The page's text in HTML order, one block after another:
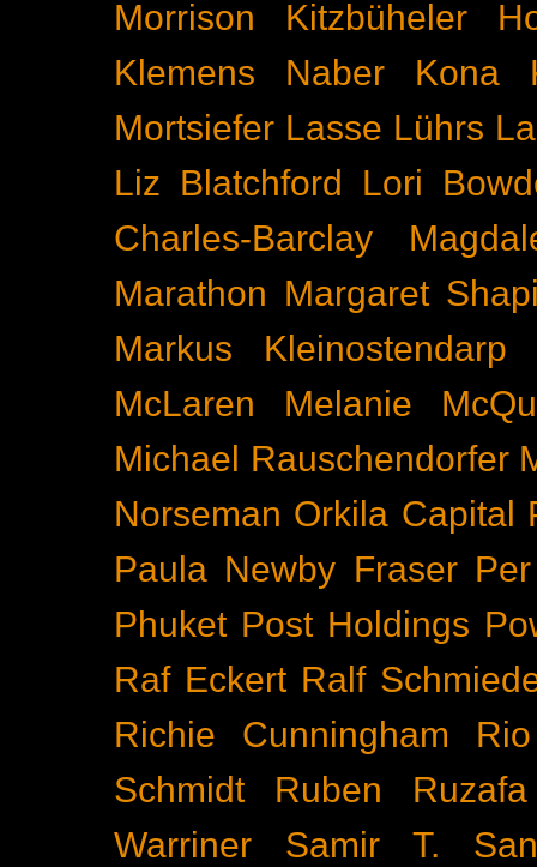
Morrison
Kitzbüheler
Klemens Naber
Kona
Mortsiefer Lasse Lührs
Liz Blatchford
Lori
Charles-Barclay
Marathon Margaret
Markus Kleinostendarp
McLaren
Melanie
Michael Rauschendorfer
Norseman Orkila Capital
Paula Newby Fraser
Phuket Post Holdings
Raf Eckert Ralf
Richie Cunningham
Rio
Schmidt
Ruben Ruzafa
Warriner
Samir T.